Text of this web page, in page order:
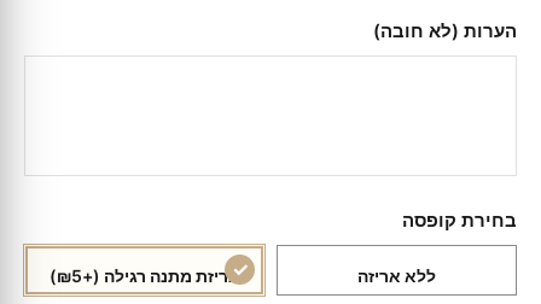
הערות (לא חובה)
בחירת קופסה
ללא אריזה אריזת מתנה רגילה (+₪5)